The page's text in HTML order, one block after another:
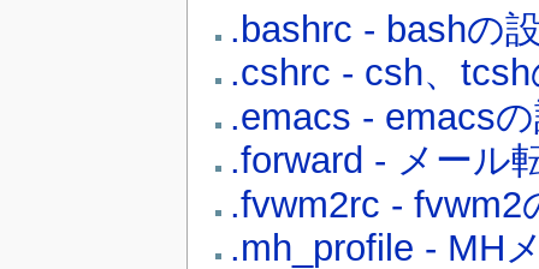
.bashrc - bashの
.cshrc - csh、
.emacs - emacs
.forward - メール
.fvwm2rc - fvwm2
.mh_profile - MH